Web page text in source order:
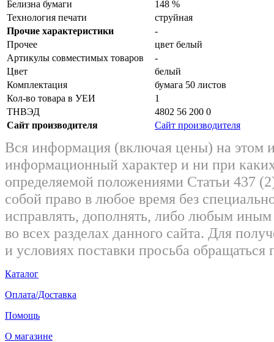
Белизна бумаги
148 %
Технология печати
струйная
Прочие характеристики
-
Прочее
цвет белый
Артикулы совместимых товаров
-
Цвет
белый
Комплектация
бумага 50 листов
Кол-во товара в УЕИ
1
ТНВЭД
4802 56 200 0
Сайт производителя
Сайт производителя
Вся информация (включая цены) на этом
информационный характер и ни при
определяемой положениями Статьи 437
собой право в любое время без
исправлять, дополнять, либо любым
во всех разделах данного сайта. Для
и условиях поставки просьба
Каталог
Оплата/Доставка
Помощь
О магазине